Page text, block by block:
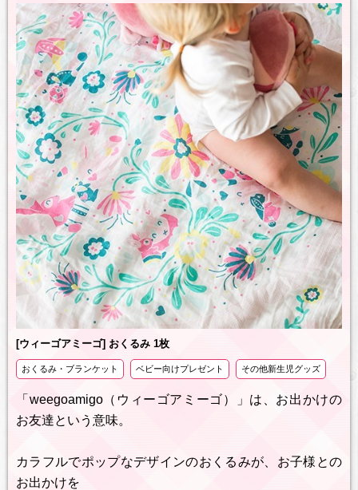
[ウィーゴアミーゴ] おくるみ 1枚
おくるみ・ブランケット ベビー向けプレゼント その他新生児グッズ
「weegoamigo（ウィーゴアミーゴ）」は、お出かけの
お友達という意味。
カラフルでポップなデザインのおくるみが、お子様との
お出かけを